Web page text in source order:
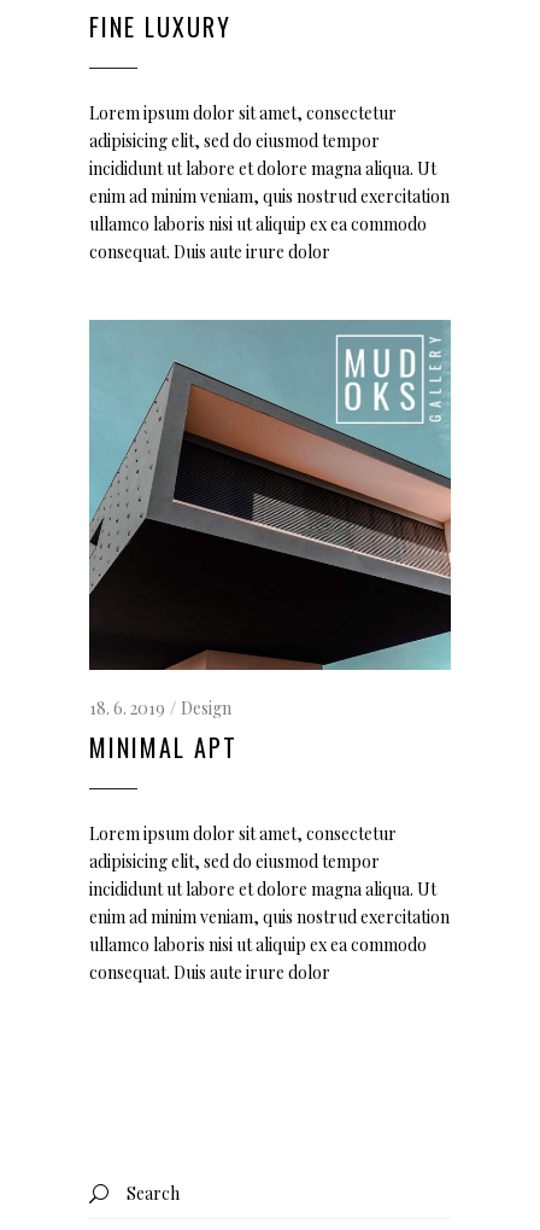
FINE LUXURY
Lorem ipsum dolor sit amet, consectetur
adipisicing elit, sed do eiusmod tempor
incididunt ut labore et dolore magna aliqua. Ut
enim ad minim veniam, quis nostrud exercitation
ullamco laboris nisi ut aliquip ex ea commodo
consequat. Duis aute irure dolor
18. 6. 2019 Design
MINIMAL APT
Lorem ipsum dolor sit amet, consectetur
adipisicing elit, sed do eiusmod tempor
incididunt ut labore et dolore magna aliqua. Ut
enim ad minim veniam, quis nostrud exercitation
ullamco laboris nisi ut aliquip ex ea commodo
consequat. Duis aute irure dolor
Search
for: